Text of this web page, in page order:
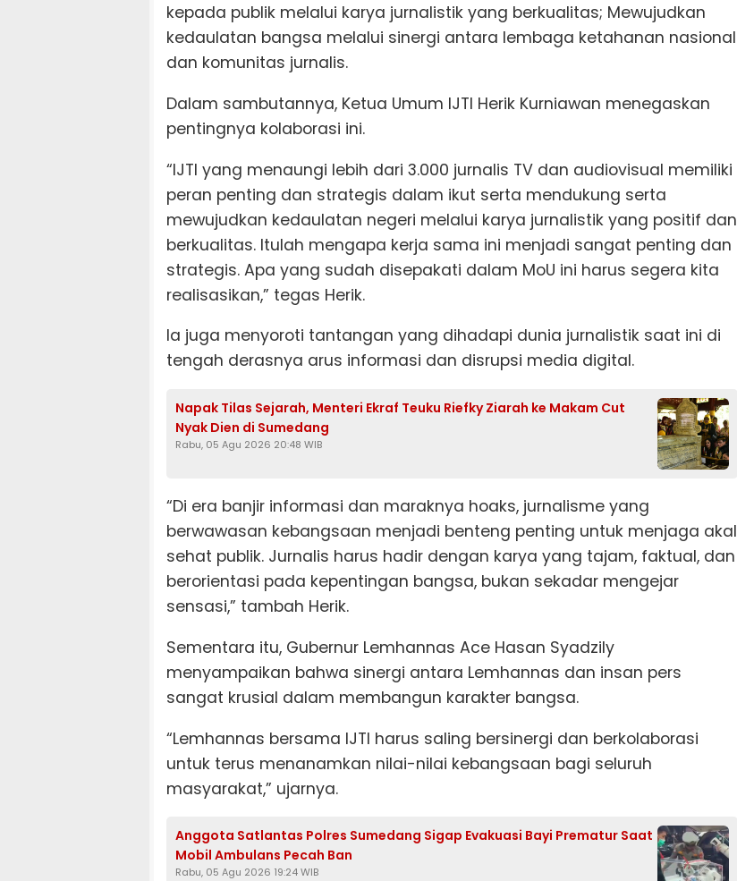
kepada publik melalui karya jurnalistik yang berkualitas; Mewujudkan
kedaulatan bangsa melalui sinergi antara lembaga ketahanan nasional
dan komunitas jurnalis.
Dalam sambutannya, Ketua Umum IJTI Herik Kurniawan menegaskan
pentingnya kolaborasi ini.
“IJTI yang menaungi lebih dari 3.000 jurnalis TV dan audiovisual memiliki
peran penting dan strategis dalam ikut serta mendukung serta
mewujudkan kedaulatan negeri melalui karya jurnalistik yang positif dan
berkualitas. Itulah mengapa kerja sama ini menjadi sangat penting dan
strategis. Apa yang sudah disepakati dalam MoU ini harus segera kita
realisasikan,” tegas Herik.
Ia juga menyoroti tantangan yang dihadapi dunia jurnalistik saat ini di
tengah derasnya arus informasi dan disrupsi media digital.
Napak Tilas Sejarah, Menteri Ekraf Teuku Riefky Ziarah ke Makam Cut
Nyak Dien di Sumedang
Rabu, 05 Agu 2026 20:48 WIB
“Di era banjir informasi dan maraknya hoaks, jurnalisme yang
berwawasan kebangsaan menjadi benteng penting untuk menjaga akal
sehat publik. Jurnalis harus hadir dengan karya yang tajam, faktual, dan
berorientasi pada kepentingan bangsa, bukan sekadar mengejar
sensasi,” tambah Herik.
Sementara itu, Gubernur Lemhannas Ace Hasan Syadzily
menyampaikan bahwa sinergi antara Lemhannas dan insan pers
sangat krusial dalam membangun karakter bangsa.
“Lemhannas bersama IJTI harus saling bersinergi dan berkolaborasi
untuk terus menanamkan nilai-nilai kebangsaan bagi seluruh
masyarakat,” ujarnya.
Anggota Satlantas Polres Sumedang Sigap Evakuasi Bayi Prematur Saat
Mobil Ambulans Pecah Ban
Rabu, 05 Agu 2026 19:24 WIB